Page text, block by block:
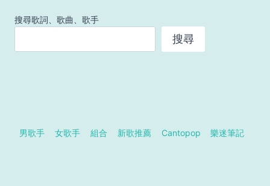
搜尋歌詞、歌曲、歌手
搜尋
男歌手 女歌手 組合 新歌推薦 Cantopop 樂迷筆記